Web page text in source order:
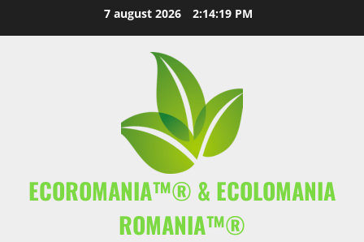
7 august 2026 2:14:20 PM
ECOROMANIA™® & ECOLOMANIA
ROMANIA™®